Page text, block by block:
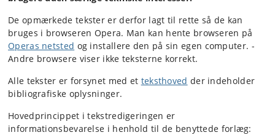
De opmærkede tekster er derfor lagt til rette så de kan
bruges i browseren Opera. Man kan hente browseren på
Operas netsted og installere den på sin egen computer. -
Andre browsere viser ikke teksterne korrekt.
Alle tekster er forsynet med et teksthoved der indeholder
bibliografiske oplysninger.
Hovedprincippet i tekstredigeringen er
informationsbevarelse i henhold til de benyttede forlæg: